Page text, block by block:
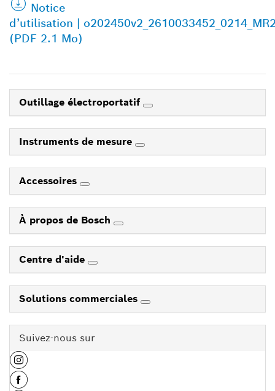
Notice
d’utilisation |
(PDF 2.1 Mo)
Outillage électroportatif
Instruments de mesure
Accessoires
À propos de Bosch
Centre d'aide
Solutions commerciales
Suivez-nous sur